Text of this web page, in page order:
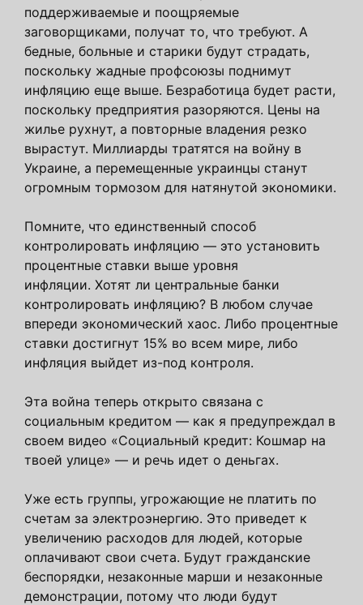
поддерживаемые и поощряемые
заговорщиками, получат то, что требуют. А
бедные, больные и старики будут страдать,
поскольку жадные профсоюзы поднимут
инфляцию еще выше. Безработица будет расти,
поскольку предприятия разоряются. Цены на
жилье рухнут, а повторные владения резко
вырастут. Миллиарды тратятся на войну в
Украине, а перемещенные украинцы станут
огромным тормозом для натянутой экономики.
Помните, что единственный способ
контролировать инфляцию — это установить
процентные ставки выше уровня
инфляции. Хотят ли центральные банки
контролировать инфляцию? В любом случае
впереди экономический хаос. Либо процентные
ставки достигнут 15% во всем мире, либо
инфляция выйдет из-под контроля.
Эта война теперь открыто связана с
социальным кредитом — как я предупреждал в
своем видео «Социальный кредит: Кошмар на
твоей улице» — и речь идет о деньгах.
Уже есть группы, угрожающие не платить по
счетам за электроэнергию. Это приведет к
увеличению расходов для людей, которые
оплачивают свои счета. Будут гражданские
беспорядки, незаконные марши и незаконные
демонстрации, потому что люди будут